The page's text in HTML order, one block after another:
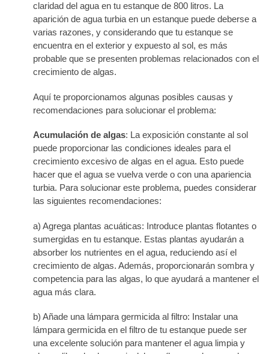
claridad del agua en tu estanque de 800 litros. La
aparición de agua turbia en un estanque puede deberse a
varias razones, y considerando que tu estanque se
encuentra en el exterior y expuesto al sol, es más
probable que se presenten problemas relacionados con el
crecimiento de algas.
Aquí te proporcionamos algunas posibles causas y
recomendaciones para solucionar el problema:
Acumulación de algas: La exposición constante al sol
puede proporcionar las condiciones ideales para el
crecimiento excesivo de algas en el agua. Esto puede
hacer que el agua se vuelva verde o con una apariencia
turbia. Para solucionar este problema, puedes considerar
las siguientes recomendaciones:
a) Agrega plantas acuáticas: Introduce plantas flotantes o
sumergidas en tu estanque. Estas plantas ayudarán a
absorber los nutrientes en el agua, reduciendo así el
crecimiento de algas. Además, proporcionarán sombra y
competencia para las algas, lo que ayudará a mantener el
agua más clara.
b) Añade una lámpara germicida al filtro: Instalar una
lámpara germicida en el filtro de tu estanque puede ser
una excelente solución para mantener el agua limpia y